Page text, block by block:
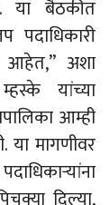
या बैठकीत
पदाधिकारी
आहेत,” अशा
यांच्या
आम्ही
मागणीवर